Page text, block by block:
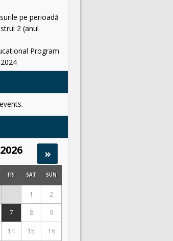
pe perioadă
2 (anul
Program
»
FRI SAT SUN
1 2
7 8 9
14 15 16